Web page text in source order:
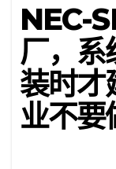
NEC-
厂，系
装时才
业不要